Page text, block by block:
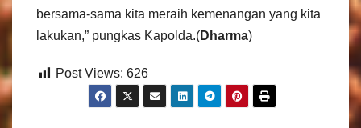
bersama-sama kita meraih kemenangan yang kita
lakukan,” pungkas Kapolda.(Dharma)
Post Views: 626